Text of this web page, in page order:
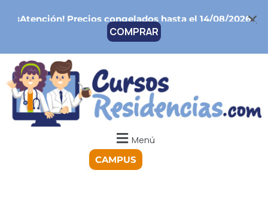
¡Atención!Precios congelados hasta el 14/08/2026
COMPRAR
Menú
CAMPUS